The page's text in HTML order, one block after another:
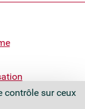
contrôle sur ceux